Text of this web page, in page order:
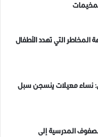
المخاطر التي تهدد الأطفال
نساء معيلات ينسجن سبل
المدرسية إلى